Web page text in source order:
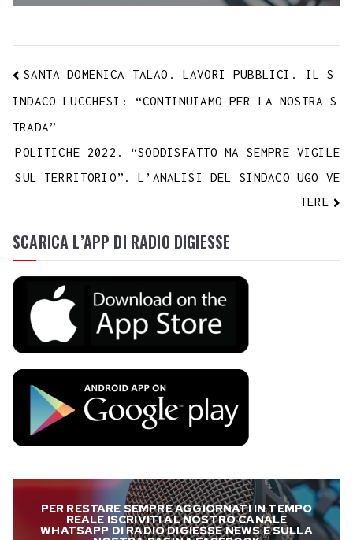
SANTA DOMENICA TALAO. LAVORI PUBBLICI. IL S
INDACO LUCCHESI: “CONTINUIAMO PER LA NOSTRA S
TRADA”
POLITICHE 2022. “SODDISFATTO MA SEMPRE VIGILE
SUL TERRITORIO”. L’ANALISI DEL SINDACO UGO VE
TERE
SCARICA L’APP DI RADIO DIGIESSE
PER RESTARE SEMPRE AGGIORNATI IN TEMPO
REALE ISCRIVITI AL NOSTRO CANALE
WHATSAPP DI RADIO DIGIESSE NEWS E SULLA